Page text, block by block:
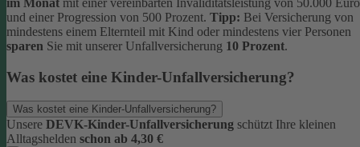
und einer Progression von 500 Prozent. Tipp: Bei Versicherung von
mindestens einem Elternteil mit Kind oder mindestens vier Personen
sparen Sie mit unserer Unfallversicherung 10 Prozent.
Was kostet eine Kinder-Unfallversicherung?
Was kostet eine Kinder-Unfallversicherung?
Unsere DEVK-Kinder-Unfallversicherung schützt Ihre kleinen
Alltagshelden schon ab 4,30 €